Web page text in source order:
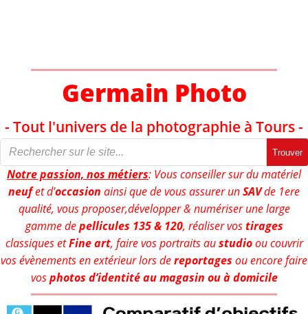
Germain Photo
- Tout l'univers de la photographie à Tours -
Trouver
Notre passion, nos métiers: Vous conseiller sur du matériel
neufet d'occasion ainsi que de vous assurer unSAVde 1ere
qualité, vous proposer,développer & numériser une large
gamme depellicules 135 & 120, réaliser vostirages
classiques etFine art, faire vos portraits austudioou couvrir
vos évènements en extérieur lors dereportages ou encore faire
vosphotos d’identité au magasin ou à domicile